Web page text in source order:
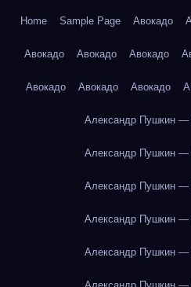
Home Sample Page Авокадо
Авокадо Авокадо Авокадо
Авокадо Авокадо Авокадо
Александр Пушкин —
Александр Пушкин —
Александр Пушкин —
Александр Пушкин —
Александр Пушкин —